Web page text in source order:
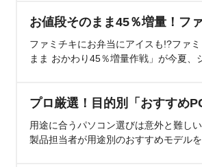
お値段そのまま45％増量！フ
ファミチキにお弁当にアイスも!?ファ
まま おかわり45％増量作戦」が今夏、
プロ厳選！目的別「おすすめ
用途に合うパソコン選びは意外と難し
製品担当者が用途別のおすすめモデルを